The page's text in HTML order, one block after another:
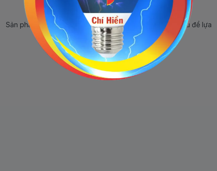
Sản phẩm ngừng bán
Sản phẩm này hiện tại đã ngừng bán. Hãy trở về trang chủ để lựa
chọn sản phẩm khác.
Quay lại trang chủ